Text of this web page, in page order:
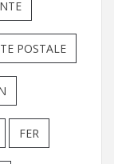
POSTALE
FER